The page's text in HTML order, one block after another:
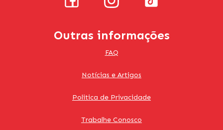
Outras informações
FAQ
Notícias e Artigos
Politica de Privacidade
Trabalhe Conosco